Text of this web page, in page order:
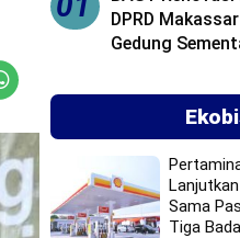
DPRD
Gedung
Sama
Tiga